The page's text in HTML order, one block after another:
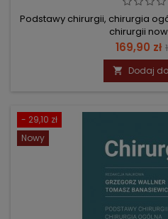
Podstawy chirurgii, chirurgia
chirurgii
Cena
169,90 zł
 Dodaj
- 29,10 zł
Nowy